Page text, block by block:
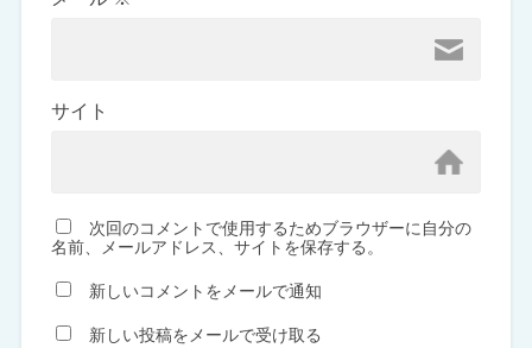
サイト
次回のコメントで使用するためブラウザーに自分の
名前、メールアドレス、サイトを保存する。
新しいコメントをメールで通知
新しい投稿をメールで受け取る